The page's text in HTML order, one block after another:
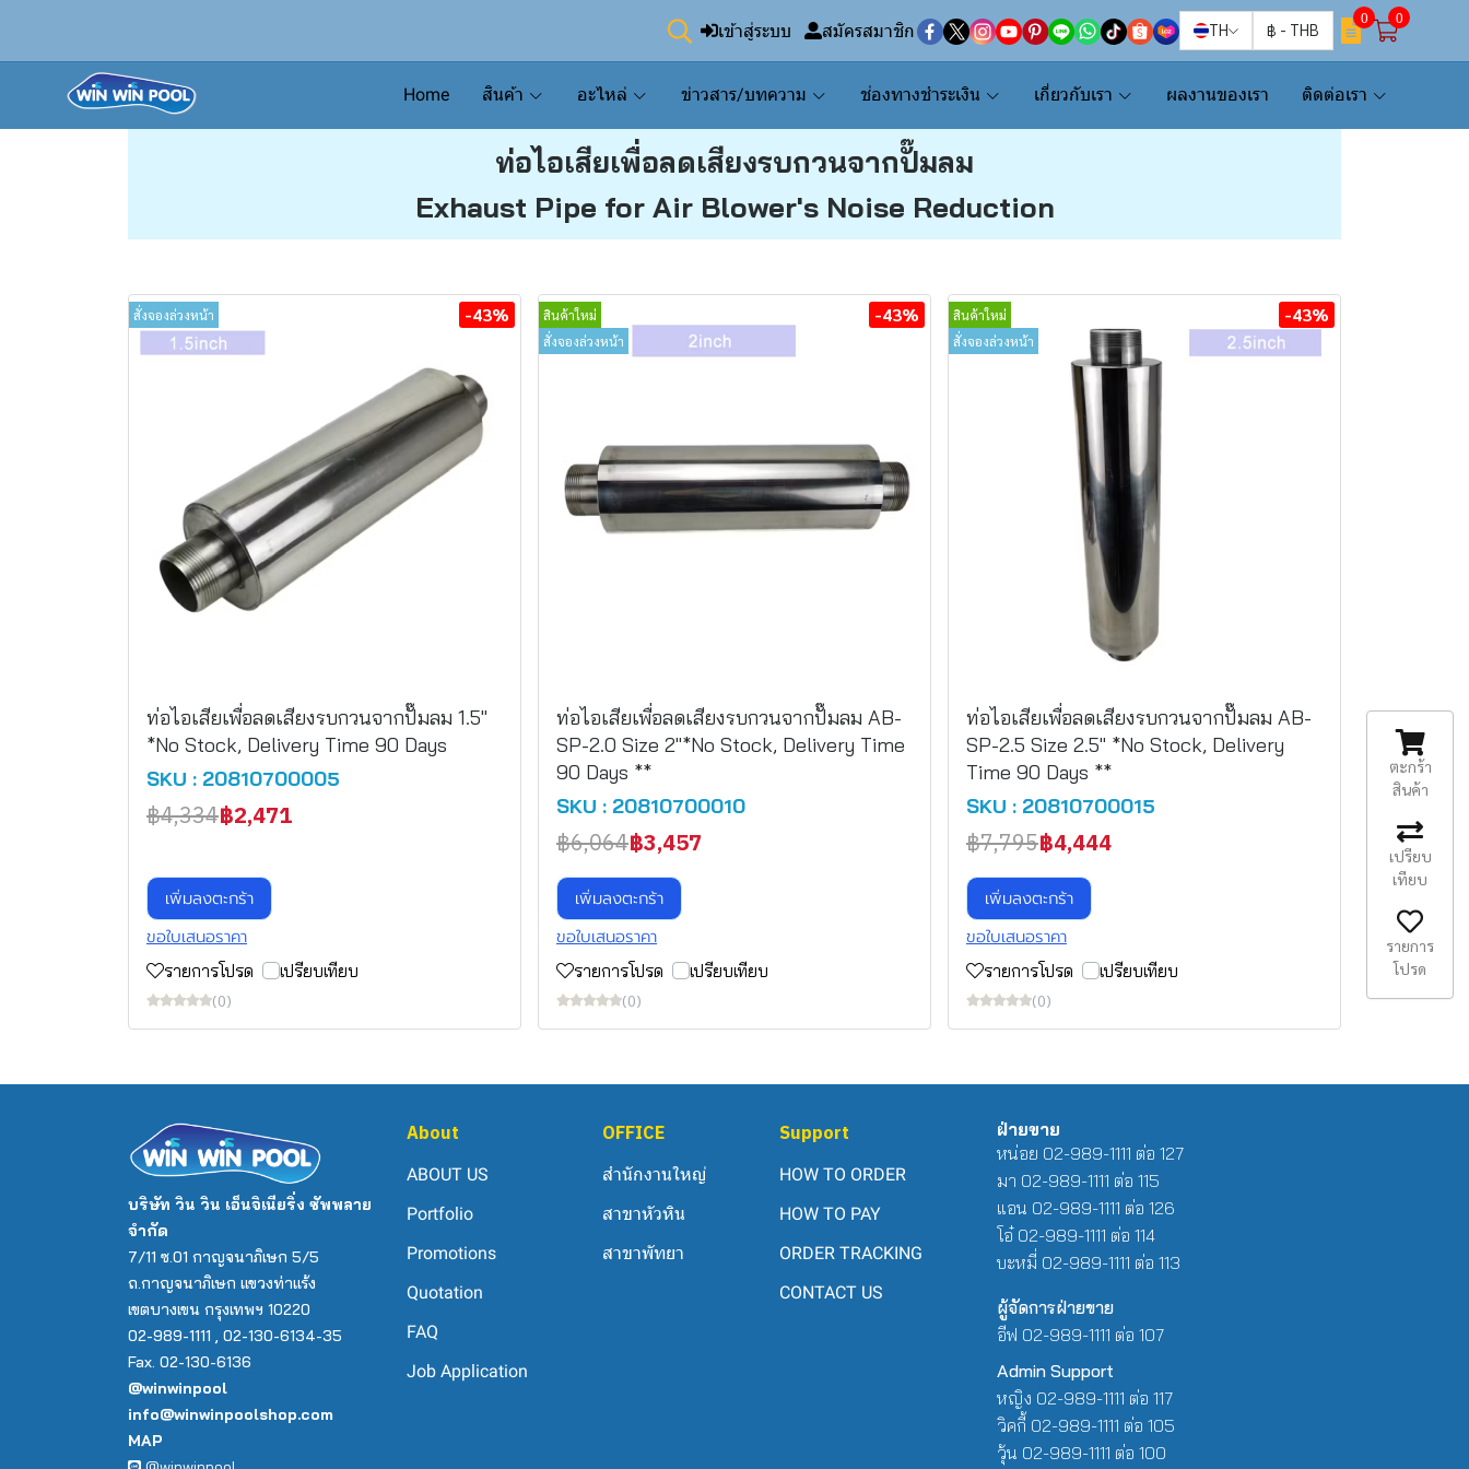
เข้าสู่ระบบ สมัครสมาชิก TH ฿ - THB
0 0
Home สินค้า อะไหล่ ข่าวสาร/บทความ ช่องทางชำระเงิน เกี่ยวกับเรา ผลงานของเรา ติดต่อเรา
ท่อไอเสียเพื่อลดเสียงรบกวนจากปั๊มลม
Exhaust Pipe for Air Blower's Noise Reduction
สั่งจองล่วงหน้า -43%
ท่อไอเสียเพื่อลดเสียงรบกวนจากปั๊มลม 1.5"
*No Stock, Delivery Time 90 Days
SKU : 20810700005
฿4,334฿2,471
เพิ่มลงตะกร้า
ขอใบเสนอราคา
รายการโปรด เปรียบเทียบ
(0)
สินค้าใหม่
สั่งจองล่วงหน้า
-43%
ท่อไอเสียเพื่อลดเสียงรบกวนจากปั๊มลม AB-
SP-2.0 Size 2"*No Stock, Delivery Time
90 Days **
SKU : 20810700010
฿6,064฿3,457
เพิ่มลงตะกร้า
ขอใบเสนอราคา
รายการโปรด เปรียบเทียบ
(0)
สินค้าใหม่
สั่งจองล่วงหน้า
-43%
ท่อไอเสียเพื่อลดเสียงรบกวนจากปั๊มลม AB-
SP-2.5 Size 2.5" *No Stock, Delivery
Time 90 Days **
SKU : 20810700015
฿7,795฿4,444
เพิ่มลงตะกร้า
ขอใบเสนอราคา
รายการโปรด เปรียบเทียบ
(0)
บริษัท วิน วิน เอ็นจิเนียริ่ง ซัพพลาย
จำกัด
7/11 ซ.01 กาญจนาภิเษก 5/5
ถ.กาญจนาภิเษก แขวงท่าแร้ง
เขตบางเขน กรุงเทพฯ 10220
02-989-1111 , 02-130-6134-35
Fax. 02-130-6136
@winwinpool
info@winwinpoolshop.com
MAP
About
ABOUT US
Portfolio
Promotions
Quotation
FAQ
Job Application
OFFICE
สำนักงานใหญ่
สาขาหัวหิน
สาขาพัทยา
Support
HOW TO ORDER
HOW TO PAY
ORDER TRACKING
CONTACT US
ฝ่ายขาย
หน่อย 02-989-1111 ต่อ 127
มา 02-989-1111 ต่อ 115
แอน 02-989-1111 ต่อ 126
โอ๋ 02-989-1111 ต่อ 114
บะหมี่ 02-989-1111 ต่อ 113
ผู้จัดการฝ่ายขาย
อีฟ 02-989-1111 ต่อ 107
Admin Support
หญิง 02-989-1111 ต่อ 117
วิคกี้ 02-989-1111 ต่อ 105
วุ้น 02-989-1111 ต่อ 100
ตะกร้า
สินค้า
เปรียบ
เทียบ
รายการ
โปรด